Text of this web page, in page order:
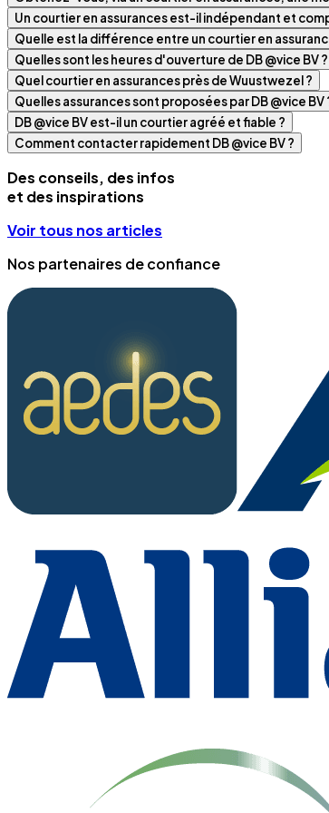
Un courtier en assurances est-il indépendant et
Quelle est la différence entre un courtier en
Quelles sont les heures d'ouverture de DB @vice BV ?
Quel courtier en assurances près de Wuustwezel ?
Quelles assurances sont proposées par DB @vice BV
DB @vice BV est-il un courtier agréé et fiable ?
Comment contacter rapidement DB @vice BV ?
Des conseils, des infos
et des inspirations
Voir tous nos articles
Nos partenaires de confiance